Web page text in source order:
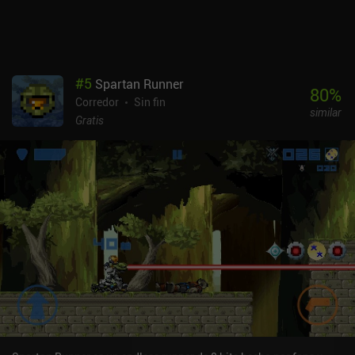
#5 Spartan Runner
Corredor
Sin fin
Gratis
80%
similar